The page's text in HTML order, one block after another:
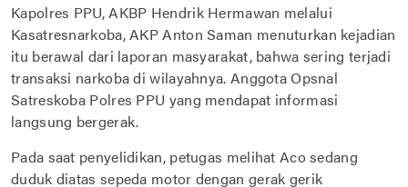
Kapolres PPU, AKBP Hendrik Hermawan melalui
Kasatresnarkoba, AKP Anton Saman menuturkan kejadian
itu berawal dari laporan masyarakat, bahwa sering terjadi
transaksi narkoba di wilayahnya. Anggota Opsnal
Satreskoba Polres PPU yang mendapat informasi
langsung bergerak.
Pada saat penyelidikan, petugas melihat Aco sedang
duduk diatas sepeda motor dengan gerak gerik